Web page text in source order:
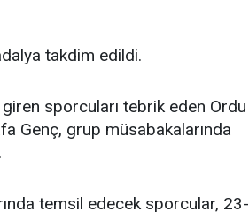
takdim edildi.
sporcuları tebrik eden Ordu
Genç, grup müsabakalarında
temsil edecek sporcular, 23-